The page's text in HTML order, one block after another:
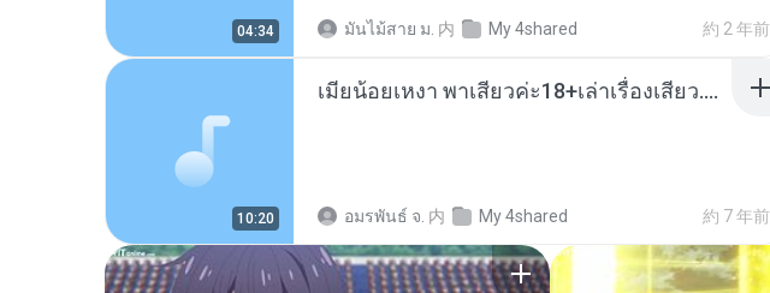
04:34 มันไม้สาย ม. 内 My 4shared 約 2 年前
10:20
เมียน้อยเหงา พาเสียวค่ะ18+เล่าเรื่องเสียว.mp3
อมรพันธ์ จ. 内 My 4shared 約 7 年前